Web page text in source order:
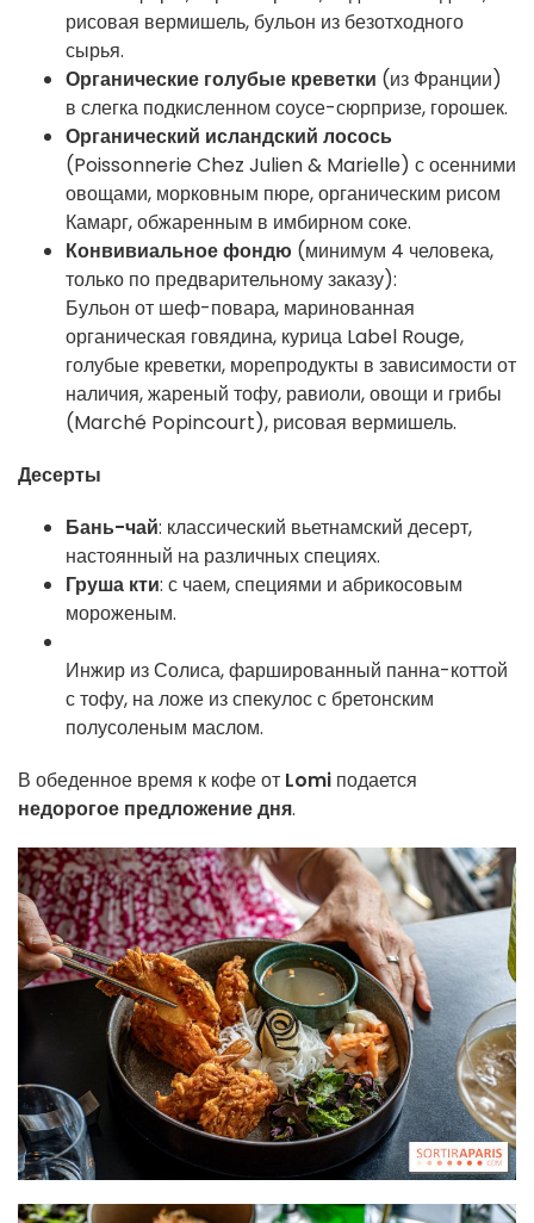
рисовая вермишель, бульон из безотходного
сырья.
Органические голубые креветки (из Франции)
в слегка подкисленном соусе-сюрпризе, горошек.
Органический исландский лосось
(Poissonnerie Chez Julien & Marielle) с осенними
овощами, морковным пюре, органическим рисом
Камарг, обжаренным в имбирном соке.
Конвивиальное фондю (минимум 4 человека,
только по предварительному заказу):
Бульон от шеф-повара, маринованная
органическая говядина, курица Label Rouge,
голубые креветки, морепродукты в зависимости от
наличия, жареный тофу, равиоли, овощи и грибы
(Marché Popincourt), рисовая вермишель.
Десерты
Бань-чай: классический вьетнамский десерт,
настоянный на различных специях.
Груша кти: с чаем, специями и абрикосовым
мороженым.
Инжир из Солиса, фаршированный панна-коттой
с тофу, на ложе из спекулос с бретонским
полусоленым маслом.
В обеденное время к кофе от Lomi подается
недорогое предложение дня.